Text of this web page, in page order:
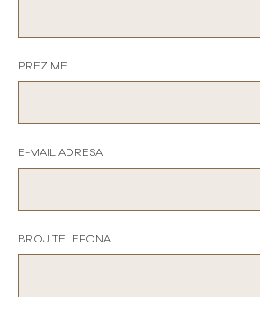
PREZIME
E-MAIL ADRESA
BROJ TELEFONA